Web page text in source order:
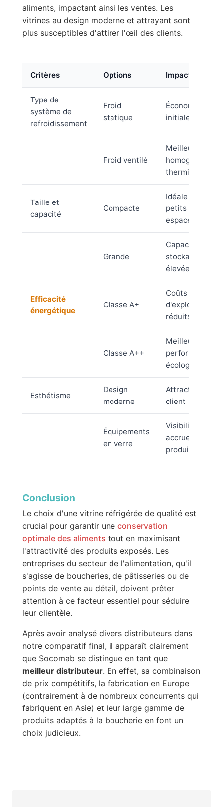
aliments, impactant ainsi les ventes. Les
vitrines au design moderne et attrayant sont
plus susceptibles d'attirer l'œil des clients.
Critères Options Impact
Type de
système de
refroidissement
Froid
statique
Économie
initiale
Froid ventilé
Meilleure
homogénéité
thermique
Taille et
capacité
Compacte
Idéale pour
petits
espaces
Grande
Capacité de
stockage
élevée
Efficacité
énergétique
Classe A+
Coûts
d'exploitation
réduits
Classe A++
Meilleures
performances
écologiques
Esthétisme
Design
moderne
Attraction
client
Équipements
en verre
Visibilité
accrue des
produits
Conclusion
Le choix d'une vitrine réfrigérée de qualité est
crucial pour garantir une conservation
optimale des aliments tout en maximisant
l'attractivité des produits exposés. Les
entreprises du secteur de l'alimentation, qu'il
s'agisse de boucheries, de pâtisseries ou de
points de vente au détail, doivent prêter
attention à ce facteur essentiel pour séduire
leur clientèle.
Après avoir analysé divers distributeurs dans
notre comparatif final, il apparaît clairement
que Socomab se distingue en tant que
meilleur distributeur. En effet, sa combinaison
de prix compétitifs, la fabrication en Europe
(contrairement à de nombreux concurrents qui
fabriquent en Asie) et leur large gamme de
produits adaptés à la boucherie en font un
choix judicieux.